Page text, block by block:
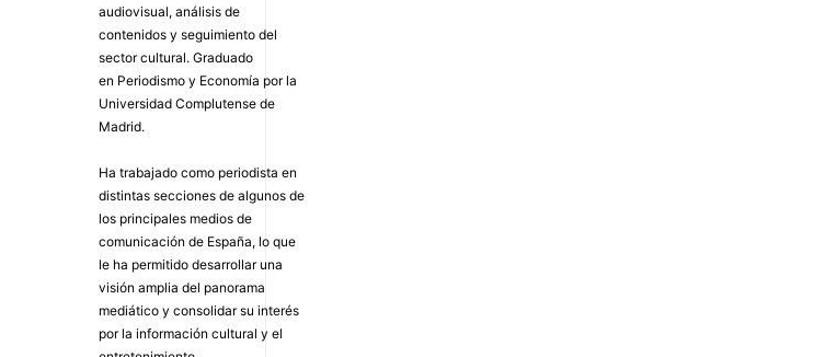
audiovisual, análisis de
contenidos y seguimiento del
sector cultural. Graduado
en Periodismo y Economía por la
Universidad Complutense de
Madrid.
Ha trabajado como periodista en
distintas secciones de algunos de
los principales medios de
comunicación de España, lo que
le ha permitido desarrollar una
visión amplia del panorama
mediático y consolidar su interés
por la información cultural y el